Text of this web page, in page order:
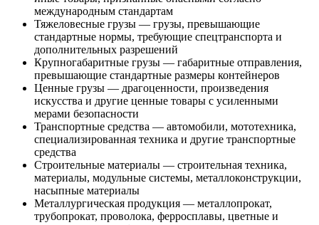
международным стандартам
Тяжеловесные грузы — грузы, превышающие
стандартные нормы, требующие спецтранспорта и
дополнительных разрешений
Крупногабаритные грузы — габаритные отправления,
превышающие стандартные размеры контейнеров
Ценные грузы — драгоценности, произведения
искусства и другие ценные товары с усиленными
мерами безопасности
Транспортные средства — автомобили, мототехника,
специализированная техника и другие транспортные
средства
Строительные материалы — строительная техника,
материалы, модульные системы, металлоконструкции,
насыпные материалы
Металлургическая продукция — металлопрокат,
трубопрокат, проволока, ферросплавы, цветные и